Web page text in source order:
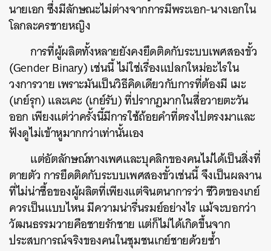
นายเอก ซึ่งมีลักษณะไม่ต่างจากการมีพระเอก-นางเอกใน
โลกละครชายหญิง
การที่ผู้ผลิตทั้งหลายยังคงยึดติดกับระบบเพศสองขั้ว
(Gender Binary) เช่นนี้ ไม่ใช่เรื่องแปลกใหม่อะไรใน
วงการวาย เพราะมันเป็นวิธีคิดเดียวกับการที่ต้องมี เมะ
(เกย์รุก) และเคะ (เกย์รับ) ที่ปรากฏมากในสื่อวายตะวัน
ออก เพียงแต่ว่าครั้งนี้มีการใช้ถ้อยคำที่ตรงไปตรงมาและ
ฟังดูไม่เข้าหูมากกว่าเท่านั้นเอง
แต่อัตลักษณ์ทางเพศและบุคลิกของคนไม่ได้เป็นสิ่งที่
ตายตัว การยึดติดกับระบบเพศสองขั้วเช่นนี้ จึงเป็นผลงาน
ที่ไม่น่าซื้อของผู้ผลิตที่เพียงแต่จินตนาการว่า ชีวิตของเกย์
ควรเป็นแบบไหน มีความน่ารื่นรมย์อย่างไร แม้จะบอกว่า
วัฒนธรรมวายคือชายรักชาย แต่ก็ไม่ได้เกิดขึ้นจาก
ประสบการณ์จริงของคนในชุมชนเกย์ชายด้วยซ้ำ
ค้นหา
SHARE TWEET LINE EMAIL